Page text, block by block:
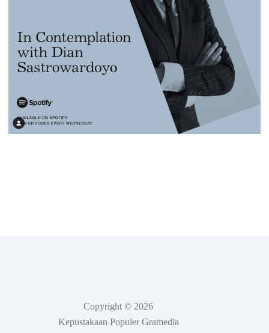
Copyright © 2026
Kepustakaan Populer Gramedia